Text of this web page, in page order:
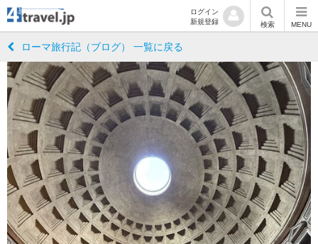
ログイン
新規登録
検索 MENU
ローマ旅行記（ブログ） 一覧に戻る